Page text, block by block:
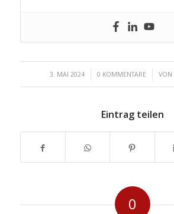
3. MAI 2024
/ 0 KOMMENTARE
/ VON
Eintrag teilen
0